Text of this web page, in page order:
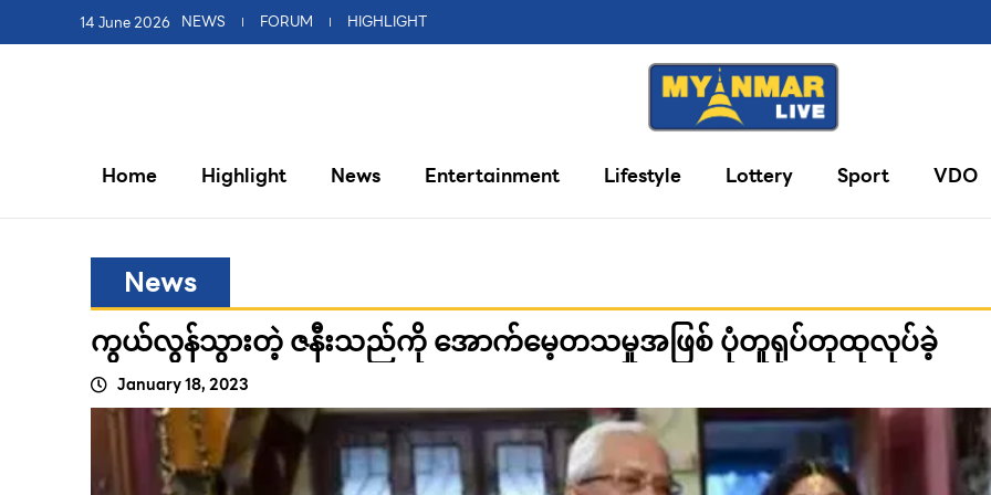
14 June 2026 NEWS FORUM HIGHLIGHT
Home Highlight News Entertainment Lifestyle Lottery Sport VDO
News
ကွယ်လွန်သွားတဲ့ ဇနီးသည်ကို အောက်မေ့တသမှုအဖြစ် ပုံတူရုပ်တုထုလုပ်ခဲ့
January 18, 2023